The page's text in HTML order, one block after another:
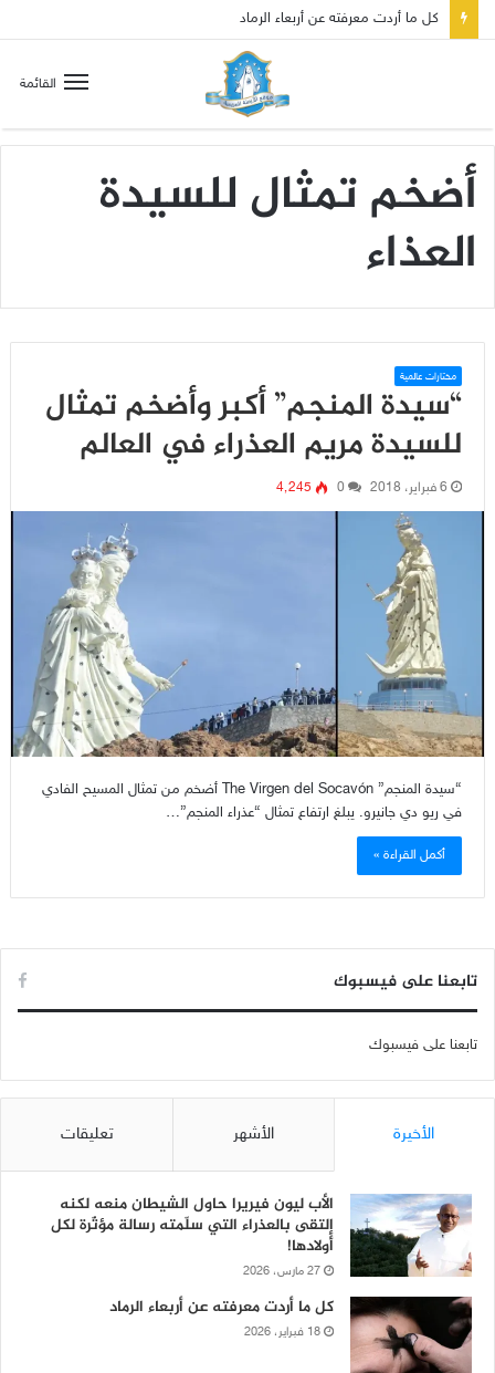
كل ما أردت معرفته عن أربعاء الرماد
القائمة
أضخم تمثال للسيدة
العذاء
مختارات عالمية
“سيدة المنجم” أكبر وأضخم تمثال
للسيدة مريم العذراء في العالم
6 فبراير، 2018 0 4٬245
“سيدة المنجم” The Virgen del Socavón أضخم من تمثال المسيح الفادي
في ريو دي جانيرو. يبلغ ارتفاع تمثال “عذراء المنجم”…
أكمل القراءة »
تابعنا على فيسبوك
تابعنا على فيسبوك
الأخيرة الأشهر تعليقات
الأب ليون فيريرا حاول الشيطان منعه لكنه
إلتقى بالعذراء التي سلّمته رسالة مؤثّرة لكل
أولادها!
27 مارس، 2026
كل ما أردت معرفته عن أربعاء الرماد
18 فبراير، 2026